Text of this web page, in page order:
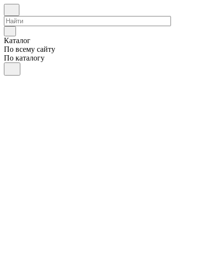
Каталог
По всему сайту
По каталогу